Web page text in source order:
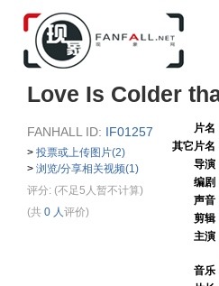
Love Is Colder
FANHALL ID: IF01257
> 投票或上传图片(2)
> 浏览/分享相关视频(1)
评分: (不足5人暂不计算)
(共 0 人评价)
片名
其它片名
导演
编剧
声音
剪辑
主演
音乐